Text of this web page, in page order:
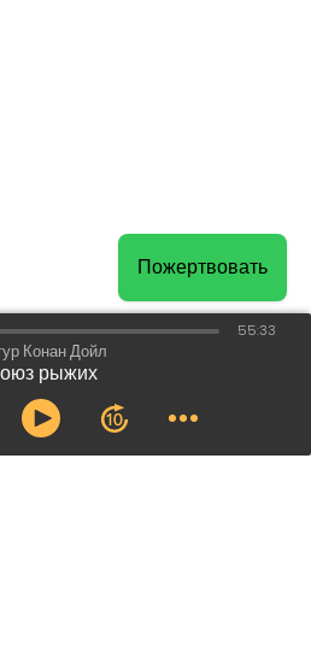
Конан Дойл
рыжих
55:33
Пожертвовать